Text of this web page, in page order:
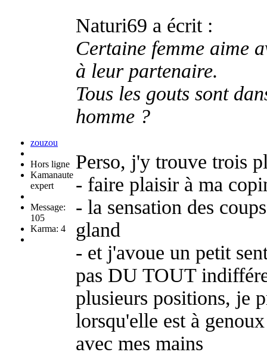
zouzou
Hors ligne
Kamanaute
expert
Message:
105
Karma: 4
Naturi69 a écrit :
Certaine femme aime
à leur partenaire.
Tous les gouts sont
homme ?
Perso, j'y trouve trois
- faire plaisir à ma
- la sensation des
gland
- et j'avoue un petit
pas DU TOUT
plusieurs positions, je
lorsqu'elle est à
avec mes mains